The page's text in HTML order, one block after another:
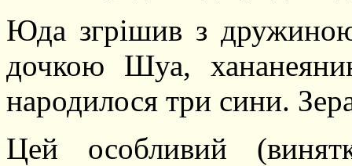
Юда згрішив з
дочкою Шуа,
народилося три сини.
Цей особливий